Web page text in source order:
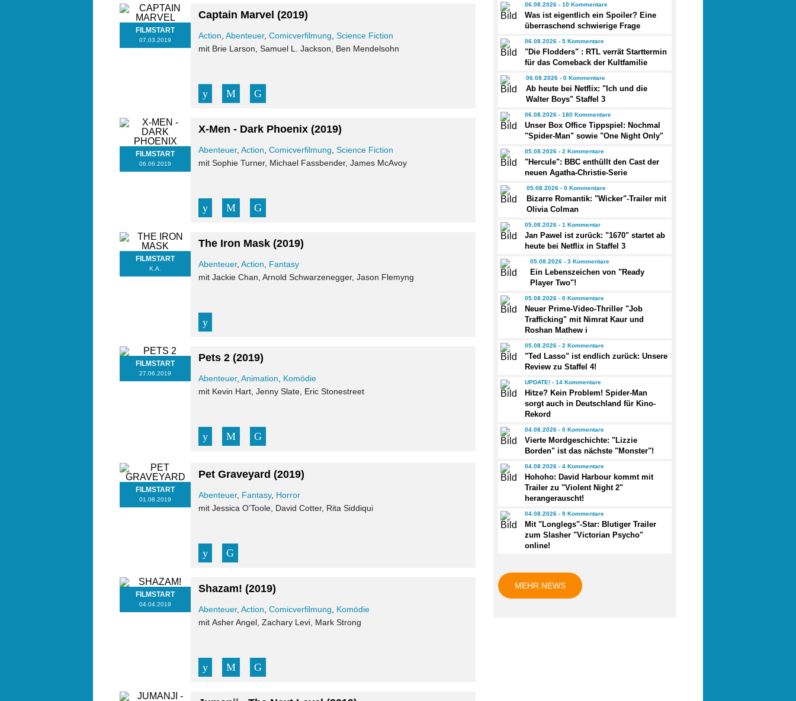
FILMSTART
07.03.2019
Captain Marvel (2019)
Action ,Abenteuer,Comicverfilmung ,Science Fiction
mit Brie Larson, Samuel L. Jackson, Ben Mendelsohn
FILMSTART
06.06.2019
X-Men - Dark Phoenix (2019)
Abenteuer,Action ,Comicverfilmung ,Science Fiction
mit Sophie Turner, Michael Fassbender, James McAvoy
FILMSTART
K.A.
The Iron Mask (2019)
Abenteuer,Action
Fantasy
mit Jackie Chan, Arnold Schwarzenegger, Jason Flemyng
FILMSTART
27.06.2019
Pets 2 (2019)
Abenteuer,Animation
Komödie
mit Kevin Hart, Jenny Slate, Eric Stonestreet
FILMSTART
01.08.2019
Pet Graveyard (2019)
Abenteuer, Fantasy, Horror
mit Jessica O’Toole, David Cotter, Rita Siddiqui
FILMSTART
04.04.2019
Shazam! (2019)
Abenteuer,Action ,Comicverfilmung
Komödie
mit Asher Angel, Zachary Levi, Mark Strong
06.08.2026 - 10 Kommentare
Was ist eigentlich ein Spoiler? Eine
überraschend schwierige Frage
06.08.2026 - 5 Kommentare
"Die Flodders" : RTL verrät Starttermin
für das Comeback der Kultfamilie
06.08.2026 - 0 Kommentare
Ab heute bei Netflix: "Ich und die
Walter Boys" Staffel 3
06.08.2026 - 180 Kommentare
Unser Box Office Tippspiel: Nochmal
"Spider-Man" sowie "One Night Only"
05.08.2026 - 2 Kommentare
"Hercule": BBC enthüllt den Cast der
neuen Agatha-Christie-Serie
05.08.2026 - 0 Kommentare
Bizarre Romantik: "Wicker"-Trailer mit
Olivia Colman
05.08.2026 - 1 Kommentar
Jan Pawel ist zurück: "1670" startet ab
heute bei Netflix in Staffel 3
05.08.2026 - 3 Kommentare
Ein Lebenszeichen von "Ready
Player Two"!
05.08.2026 - 0 Kommentare
Neuer Prime-Video-Thriller "Job
Trafficking" mit Nimrat Kaur und
Roshan Mathew i
05.08.2026 - 2 Kommentare
"Ted Lasso" ist endlich zurück: Unsere
Review zu Staffel 4!
UPDATE! - 14 Kommentare
Hitze? Kein Problem! Spider-Man
sorgt auch in Deutschland für Kino-
Rekord
04.08.2026 - 0 Kommentare
Vierte Mordgeschichte: "Lizzie
Borden" ist das nächste "Monster"!
04.08.2026 - 4 Kommentare
Hohoho: David Harbour kommt mit
Trailer zu "Violent Night 2"
herangerauscht!
04.08.2026 - 9 Kommentare
Mit "Longlegs"-Star: Blutiger Trailer
zum Slasher "Victorian Psycho"
online!
MEHR NEWS